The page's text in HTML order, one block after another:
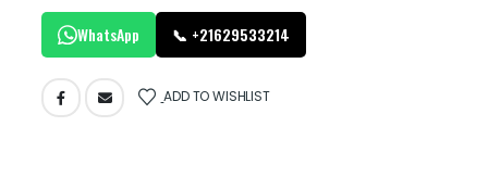
WhatsApp 📞 +21629533214
ADD TO WISHLIST